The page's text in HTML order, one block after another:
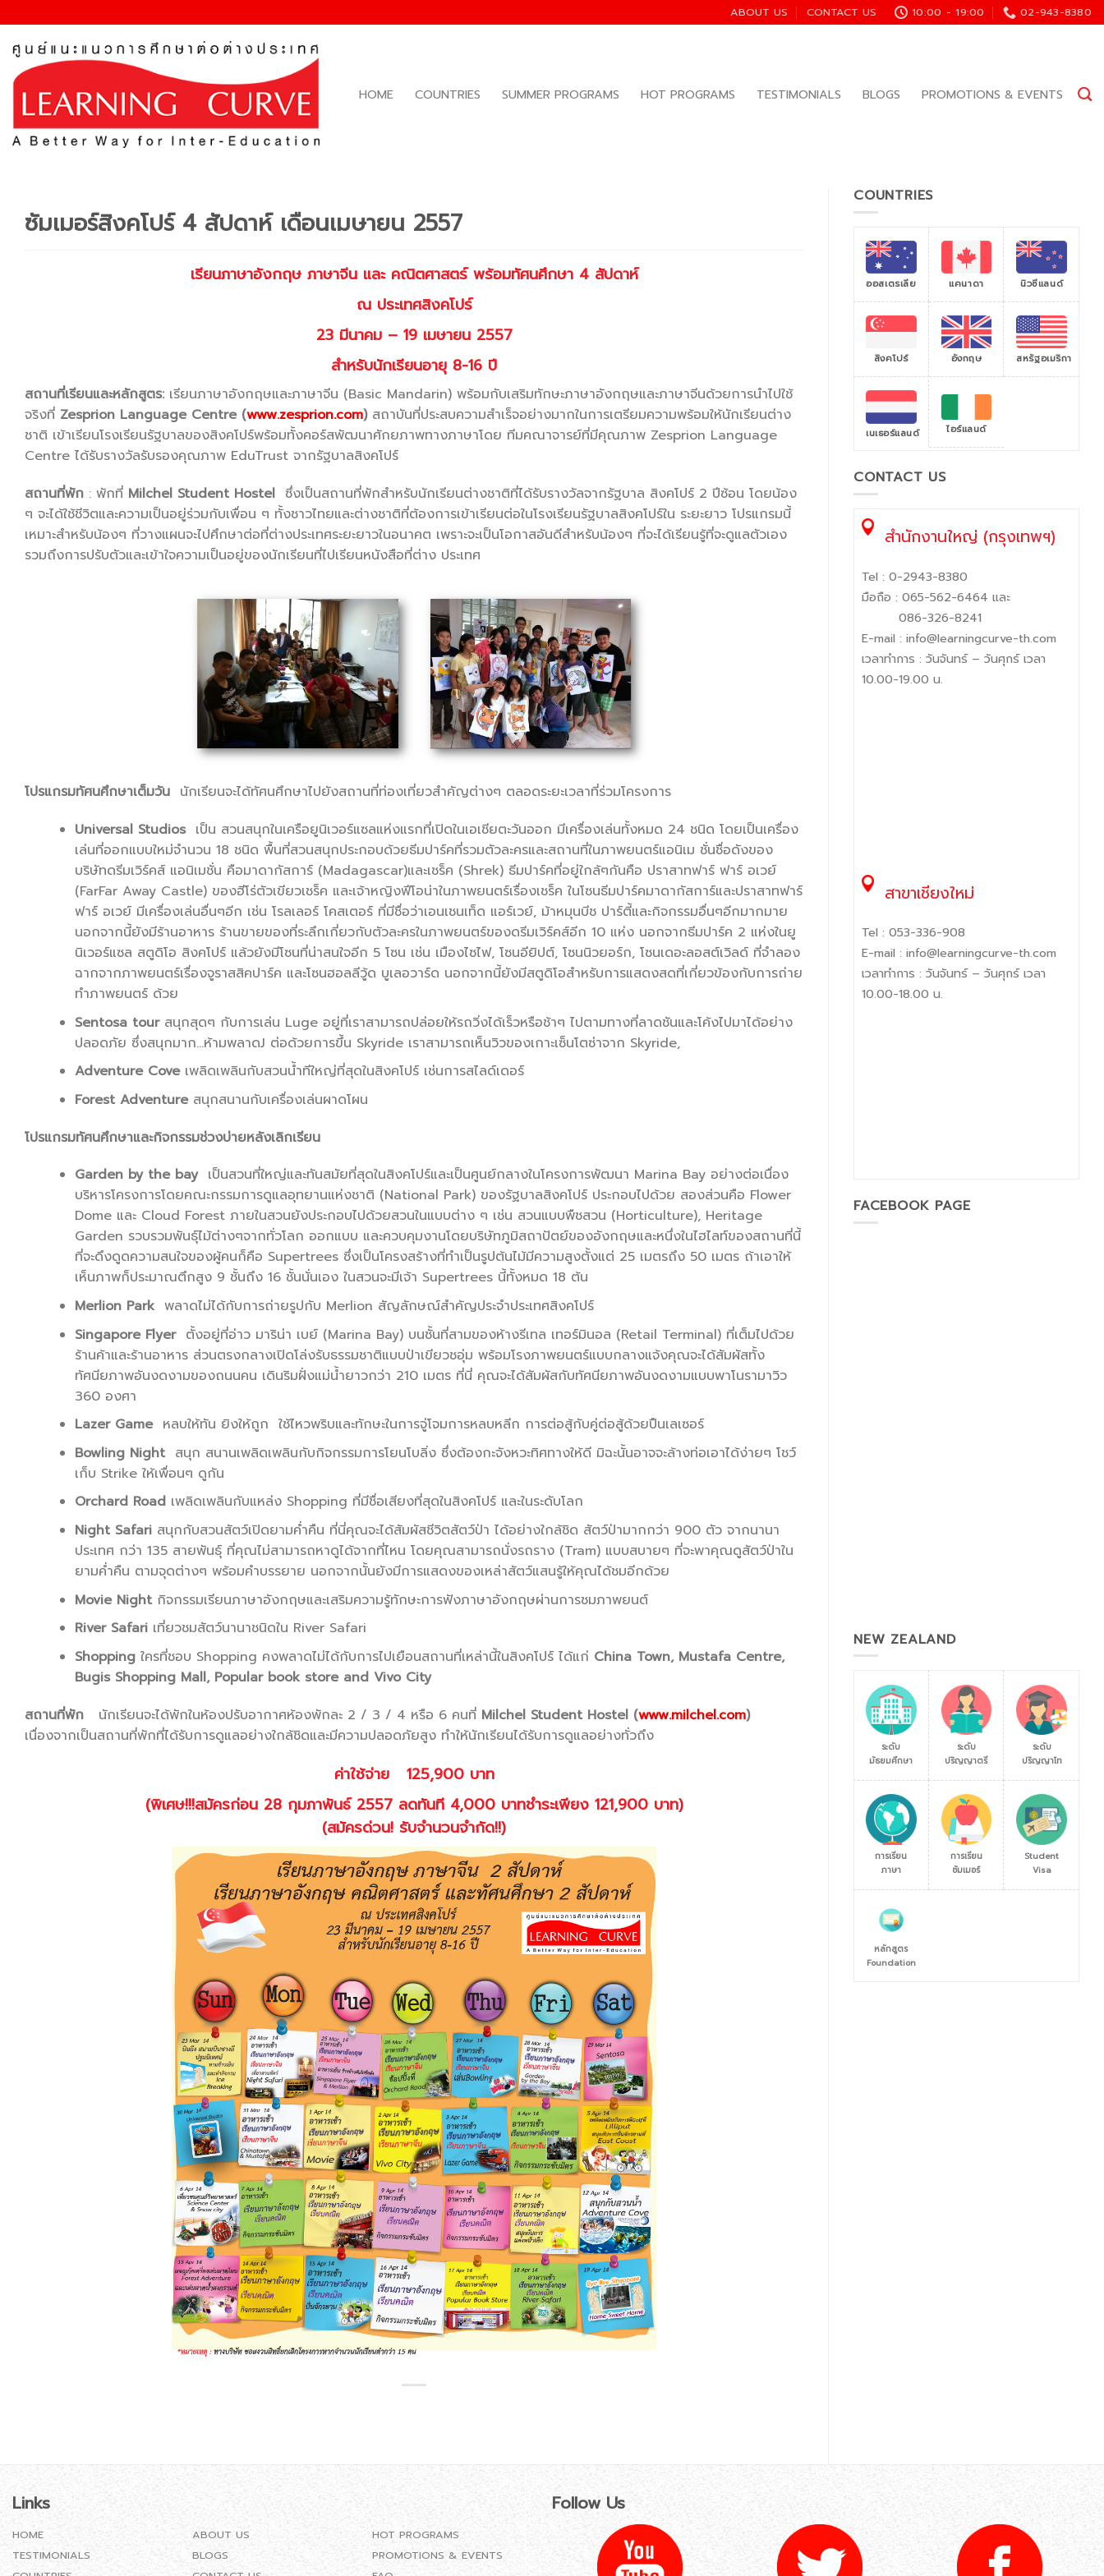
to
content
ABOUT US CONTACT US 10:00 - 19:00 02-943-8380
HOME COUNTRIES SUMMER PROGRAMS HOT PROGRAMS TESTIMONIALS BLOGS PROMOTIONS & EVENTS
ซัมเมอร์สิงคโปร์ 4 สัปดาห์ เดือนเมษายน 2557
เรียนภาษาอังกฤษ ภาษาจีน และ คณิตศาสตร์ พร้อมทัศนศึกษา 4 สัปดาห์
ณ ประเทศสิงคโปร์
23 มีนาคม – 19 เมษายน 2557
สำหรับนักเรียนอายุ 8-16 ปี
สถานที่เรียนและหลักสูตร: เรียนภาษาอังกฤษและภาษาจีน (Basic Mandarin) พร้อมกับเสริมทักษะภาษาอังกฤษและภาษาจีนด้วยการนำไปใช้
จริงที่ Zesprion Language Centre (www.zesprion.com)สถาบันที่ประสบความสำเร็จอย่างมากในการเตรียมความพร้อมให้นักเรียนต่าง
ชาติ เข้าเรียนโรงเรียนรัฐบาลของสิงคโปร์พร้อมทั้งคอร์สพัฒนาศักยภาพทางภาษาโดย ทีมคณาจารย์ที่มีคุณภาพ Zesprion Language
Centre ได้รับรางวัลรับรองคุณภาพ EduTrust จากรัฐบาลสิงคโปร์
สถานที่พัก : พักที่ Milchel Student Hostel ซึ่งเป็นสถานที่พักสำหรับนักเรียนต่างชาติที่ได้รับรางวัลจากรัฐบาล สิงคโปร์ 2 ปีซ้อน โดยน้อง
ๆ จะได้ใช้ชีวิตและความเป็นอยู่ร่วมกับเพื่อน ๆ ทั้งชาวไทยและต่างชาติที่ต้องการเข้าเรียนต่อในโรงเรียนรัฐบาลสิงคโปร์ใน ระยะยาว โปรแกรมนี้
เหมาะสำหรับน้องๆ ที่วางแผนจะไปศึกษาต่อที่ต่างประเทศระยะยาวในอนาคต เพราะจะเป็นโอกาสอันดีสำหรับน้องๆ ที่จะได้เรียนรู้ที่จะดูแลตัวเอง
รวมถึงการปรับตัวและเข้าใจความเป็นอยู่ของนักเรียนที่ไปเรียนหนังสือที่ต่าง ประเทศ
โปรแกรมทัศนศึกษาเต็มวัน นักเรียนจะได้ทัศนศึกษาไปยังสถานที่ท่องเที่ยวสำคัญต่างๆ ตลอดระยะเวลาที่ร่วมโครงการ
Universal Studiosเป็น สวนสนุกในเครือยูนิเวอร์แซลแห่งแรกที่เปิดในเอเชียตะวันออก มีเครื่องเล่นทั้งหมด 24 ชนิด โดยเป็นเครื่อง
เล่นที่ออกแบบใหม่จำนวน 18 ชนิด พื้นที่สวนสนุกประกอบด้วยธีมปาร์คที่รวมตัวละครและสถานที่ในภาพยนตร์แอนิเม ชั่นชื่อดังของ
บริษัทดรีมเวิร์คส์ แอนิเมชั่น คือมาดากัสการ์ (Madagascar)และเชร็ค (Shrek) ธีมปาร์คที่อยู่ใกล้ๆกันคือ ปราสาทฟาร์ ฟาร์ อเวย์
(FarFar Away Castle) ของฮีโร่ตัวเขียวเชร็ค และเจ้าหญิงฟีโอน่าในภาพยนตร์เรื่องเชร็ค ในโซนธีมปาร์คมาดากัสการ์และปราสาทฟาร์
ฟาร์ อเวย์ มีเครื่องเล่นอื่นๆอีก เช่น โรลเลอร์ โคสเตอร์ ที่มีชื่อว่าเอนเชนเท็ด แอร์เวย์, ม้าหมุนบีช ปาร์ตี้และกิจกรรมอื่นๆอีกมากมาย
นอกจากนี้ยังมีร้านอาหาร ร้านขายของที่ระลึกเกี่ยวกับตัวละครในภาพยนตร์ของดรีมเวิร์คส์อีก 10 แห่ง นอกจากธีมปาร์ค 2 แห่งในยู
นิเวอร์แซล สตูดิโอ สิงคโปร์ แล้วยังมีโซนที่น่าสนใจอีก 5 โซน เช่น เมืองไซไฟ, โซนอียิปต์, โซนนิวยอร์ก, โซนเดอะลอสต์เวิลด์ ที่จำลอง
ฉากจากภาพยนตร์เรื่องจูราสสิคปาร์ค และโซนฮอลลีวู้ด บูเลอวาร์ด นอกจากนี้ยังมีสตูดิโอสำหรับการแสดงสดที่เกี่ยวข้องกับการถ่าย
ทำภาพยนตร์ ด้วย
Sentosa tourสนุกสุดๆ กับการเล่น Luge อยู่ที่เราสามารถปล่อยให้รถวิ่งได้เร็วหรือช้าๆ ไปตามทางที่ลาดชันและโค้งไปมาได้อย่าง
ปลอดภัย ซึ่งสนุกมาก…ห้ามพลาดJ ต่อด้วยการขึ้น Skyride เราสามารถเห็นวิวของเกาะเซ็นโตซ่าจาก Skyride,
Adventure Coveเพลิดเพลินกับสวนน้ำทีใหญ่ที่สุดในสิงคโปร์ เช่นการสไลด์เดอร์
Forest Adventureสนุกสนานกับเครื่องเล่นผาดโผน
โปรแกรมทัศนศึกษาและกิจกรรมช่วงบ่ายหลังเลิกเรียน
Garden by the bayเป็นสวนที่ใหญ่และทันสมัยที่สุดในสิงคโปร์และเป็นศูนย์กลางในโครงการพัฒนา Marina Bay อย่างต่อเนื่อง
บริหารโครงการโดยคณะกรรมการดูแลอุทยานแห่งชาติ (National Park) ของรัฐบาลสิงคโปร์ ประกอบไปด้วย สองส่วนคือ Flower
Dome และ Cloud Forest ภายในสวนยังประกอบไปด้วยสวนในแบบต่าง ๆ เช่น สวนแบบพืชสวน (Horticulture), Heritage
Garden รวบรวมพันธุ์ไม้ต่างๆจากทั่วโลก ออกแบบ และควบคุมงานโดยบริษัทภูมิสถาปัตย์ของอังกฤษและหนึ่งในไฮไลท์ของสถานที่นี้
ที่จะดึงดูดความสนใจของผู้คนก็คือ Supertrees ซึ่งเป็นโครงสร้างที่ทำเป็นรูปต้นไม้มีความสูงตั้งแต่ 25 เมตรถึง 50 เมตร ถ้าเอาให้
เห็นภาพก็ประมาณตึกสูง 9 ชั้นถึง 16 ชั้นนั่นเอง ในสวนจะมีเจ้า Supertrees นี้ทั้งหมด 18 ต้น
Merlion Parkพลาดไม่ได้กับการถ่ายรูปกับ Merlion สัญลักษณ์สำคัญประจำประเทศสิงคโปร์
Singapore Flyerตั้งอยู่ที่อ่าว มาริน่า เบย์ (Marina Bay) บนชั้นที่สามของห้างรีเทล เทอร์มินอล (Retail Terminal) ที่เต็มไปด้วย
ร้านค้าและร้านอาหาร ส่วนตรงกลางเปิดโล่งรับธรรมชาติแบบป่าเขียวชอุ่ม พร้อมโรงภาพยนตร์แบบกลางแจ้งคุณจะได้สัมผัสทั้ง
ทัศนียภาพอันงดงามของถนนคน เดินริมฝั่งแม่น้ำยาวกว่า 210 เมตร ที่นี่ คุณจะได้สัมผัสกับทัศนียภาพอันงดงามแบบพาโนรามาวิว
360 องศา
Lazer Game หลบให้ทัน ยิงให้ถูก ใช้ไหวพริบและทักษะในการจู่โจมการหลบหลีก การต่อสู้กับคู่ต่อสู้ด้วยปืนเลเซอร์
Bowling Night สนุก สนานเพลิดเพลินกับกิจกรรมการโยนโบลิ่ง ซึ่งต้องกะจังหวะทิศทางให้ดี มิฉะนั้นอาจจะล้างท่อเอาได้ง่ายๆ โชว์
เก็บ Strike ให้เพื่อนๆ ดูกัน
Orchard Roadเพลิดเพลินกับแหล่ง Shopping ที่มีชื่อเสียงที่สุดในสิงคโปร์ และในระดับโลก
Night Safariสนุกกับสวนสัตว์เปิดยามค่ำคืน ที่นี่คุณจะได้สัมผัสชีวิตสัตว์ป่า ได้อย่างใกล้ชิด สัตว์ป่ามากกว่า 900 ตัว จากนานา
ประเทศ กว่า 135 สายพันธุ์ ที่คุณไม่สามารถหาดูได้จากที่ไหน โดยคุณสามารถนั่งรถราง (Tram) แบบสบายๆ ที่จะพาคุณดูสัตว์ป่าใน
ยามค่ำคืน ตามจุดต่างๆ พร้อมคำบรรยาย นอกจากนั้นยังมีการแสดงของเหล่าสัตว์แสนรู้ให้คุณได้ชมอีกด้วย
Movie Nightกิจกรรมเรียนภาษาอังกฤษและเสริมความรู้ทักษะการฟังภาษาอังกฤษผ่านการชมภาพยนต์
River Safariเที่ยวชมสัตว์นานาชนิดใน River Safari
Shoppingใครที่ชอบ Shopping คงพลาดไม่ได้กับการไปเยือนสถานที่เหล่านี้ในสิงคโปร์ ได้แก่ China Town, Mustafa Centre,
Bugis Shopping Mall, Popular book store and Vivo City
สถานที่พัก นักเรียนจะได้พักในห้องปรับอากาศห้องพักละ 2 / 3 / 4 หรือ 6 คนที่ Milchel Student Hostel (www.milchel.com)
เนื่องจากเป็นสถานที่พักที่ได้รับการดูแลอย่างใกล้ชิดและมีความปลอดภัยสูง ทำให้นักเรียนได้รับการดูแลอย่างทั่วถึง
ค่าใช้จ่าย
125,900 บาท
(พิเศษ!!!สมัครก่อน 28 กุมภาพันธ์ 2557 ลดทันที 4,000 บาทชำระเพียง 121,900 บาท)
(สมัครด่วน! รับจำนวนจำกัด!!)
COUNTRIES
ออสเตรเลีย แคนาดา นิวซีแลนด์
สิงคโปร์ อังกฤษ สหรัฐอเมริกา
เนเธอร์แลนด์ ไอร์แลนด์
CONTACT US
สำนักงานใหญ่ (กรุงเทพฯ)
Tel : 0-2943-8380
มือถือ : 065-562-6464 และ
086-326-8241
E-mail : info@learningcurve-th.com
เวลาทำการ : วันจันทร์ – วันศุกร์ เวลา
10.00-19.00 น.
สาขาเชียงใหม่
Tel : 053-336-908
E-mail : info@learningcurve-th.com
เวลาทำการ : วันจันทร์ – วันศุกร์ เวลา
10.00-18.00 น.
FACEBOOK PAGE
NEW ZEALAND
ระดับ
มัธยมศึกษา
ระดับ
ปริญญาตรี
ระดับ
ปริญญาโท
การเรียน
ภาษา
การเรียน
ซัมเมอร์
Student
Visa
หลักสูตร
Foundation
Links Follow Us
HOME
TESTIMONIALS
ABOUT US
BLOGS
HOT PROGRAMS
PROMOTIONS & EVENTS